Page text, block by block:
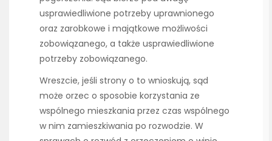
usprawiedliwione potrzeby uprawnionego
oraz zarobkowe i majątkowe możliwości
zobowiązanego, a także usprawiedliwione
potrzeby zobowiązanego.
Wreszcie, jeśli strony o to wnioskują, sąd
może orzec o sposobie korzystania ze
wspólnego mieszkania przez czas wspólnego
w nim zamieszkiwania po rozwodzie. W